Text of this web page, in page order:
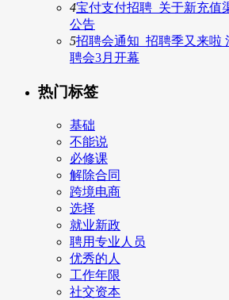
4宝付支付招聘_关于新充值
公告
5招聘会通知_招聘季又来啦
聘会3月开幕
热门标签
基础
不能说
必修课
解除合同
跨境电商
选择
就业新政
聘用专业人员
优秀的人
工作年限
社交资本